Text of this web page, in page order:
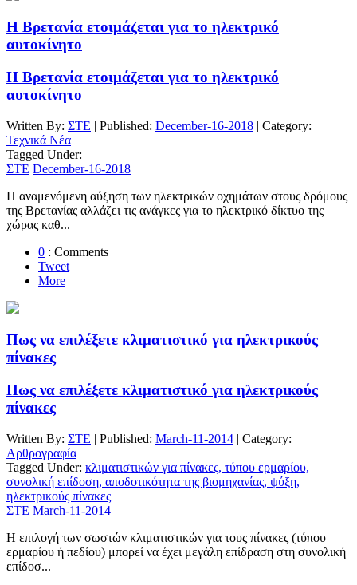
Η Βρετανία ετοιμάζεται για το ηλεκτρικό
αυτοκίνητο
Η Βρετανία ετοιμάζεται για το ηλεκτρικό
αυτοκίνητο
Written By: ΣΤΕ | Published: December-16-2018 | Category:
Τεχνικά Νέα
Tagged Under:
ΣΤΕ December-16-2018
Η αναμενόμενη αύξηση των ηλεκτρικών οχημάτων στους δρόμους
της Βρετανίας αλλάζει τις ανάγκες για το ηλεκτρικό δίκτυο της
χώρας καθ...
0 : Comments
Tweet
More
Πως να επιλέξετε κλιματιστικό για ηλεκτρικούς
πίνακες
Πως να επιλέξετε κλιματιστικό για ηλεκτρικούς
πίνακες
Written By: ΣΤΕ | Published: March-11-2014 | Category:
Αρθρογραφία
Tagged Under: κλιματιστικών για πίνακες, τύπου ερμαρίου,
συνολική επίδοση, αποδοτικότητα της βιομηχανίας, ψύξη,
ηλεκτρικούς πίνακες
ΣΤΕ March-11-2014
Η επιλογή των σωστών κλιματιστικών για τους πίνακες (τύπου
ερμαρίου ή πεδίου) μπορεί να έχει μεγάλη επίδραση στη συνολική
επίδοσ...